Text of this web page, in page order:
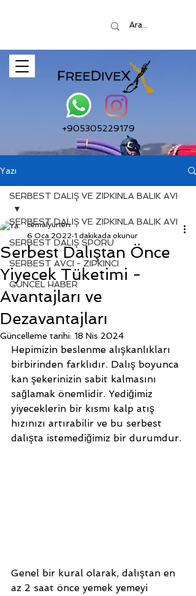
+905305229179
Yazı
SERBEST DALIŞ VE ZIPKINLA BALIK AVI
SERBEST DALIŞ SPORU
SERBEST AVCI - ZIPKINCI
GÜNCEL HABER
SERBEST DALIŞ VE ZIPKINLA BALIK AVI
Serbest Dalıştan Önce
Yiyecek Tüketimi -
Avantajları ve
Dezavantajları
cemalyurteri
6 Oca 2022 1 dakikada okunur
Güncelleme tarihi: 18 Nis 2024
Hepimizin beslenme alışkanlıkları
birbirinden farklıdır. Dalış boyunca
kan şekerinizin sabit kalmasını
sağlamak önemlidir. Yediğimiz
yiyeceklerin bir kısmı kalp atış
hızınızı artırabilir ve bu serbest
dalışta istemediğimiz bir durumdur.
Genel bir kural olarak, dalıştan en
az 2 saat önce yemek yemeyi